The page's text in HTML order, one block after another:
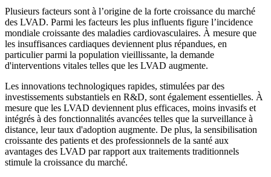
Plusieurs facteurs sont à l’origine de la forte croissance du marché
des LVAD. Parmi les facteurs les plus influents figure l’incidence
mondiale croissante des maladies cardiovasculaires. À mesure que
les insuffisances cardiaques deviennent plus répandues, en
particulier parmi la population vieillissante, la demande
d'interventions vitales telles que les LVAD augmente.
Les innovations technologiques rapides, stimulées par des
investissements substantiels en R&D, sont également essentielles. À
mesure que les LVAD deviennent plus efficaces, moins invasifs et
intégrés à des fonctionnalités avancées telles que la surveillance à
distance, leur taux d'adoption augmente. De plus, la sensibilisation
croissante des patients et des professionnels de la santé aux
avantages des LVAD par rapport aux traitements traditionnels
stimule la croissance du marché.